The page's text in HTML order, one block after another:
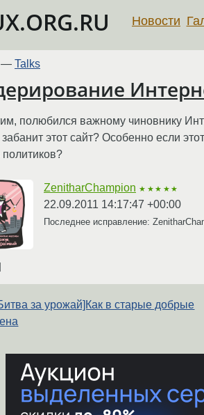
Новости
— Talks
полюбился важному чиновнику
забанит этот сайт? Особенно если
политиков?
ZenitharChampion ★★★★★
22.09.2011 14:17:47 +00:00
Последнее исправление:
за урожай]Как в старые добрые